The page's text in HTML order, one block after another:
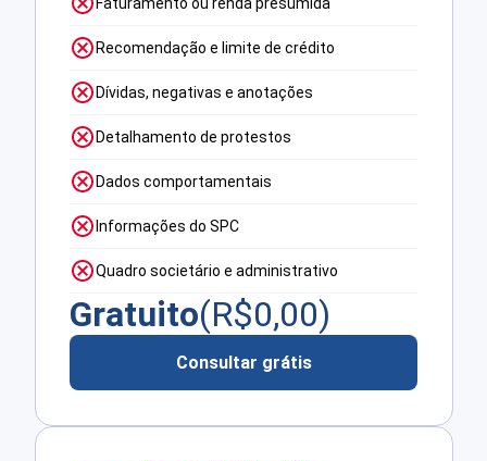
Faturamento ou renda presumida
Recomendação e limite de crédito
Dívidas, negativas e anotações
Detalhamento de protestos
Dados comportamentais
Informações do SPC
Quadro societário e administrativo
Gratuito(R$0,00)
Consultar grátis